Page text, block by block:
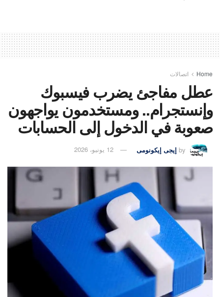
Home اتصالات
عطل مفاجئ يضرب فيسبوك
وإنستجرام.. ومستخدمون يواجهون
صعوبة في الدخول إلى الحسابات
by إيجى إيكونومى 12 يونيو، 2026